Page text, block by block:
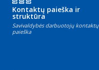
Kontaktų paieška ir
struktūra
Savivaldybės darbuotojų kontaktų
paieška